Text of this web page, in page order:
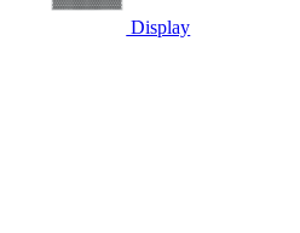
Display